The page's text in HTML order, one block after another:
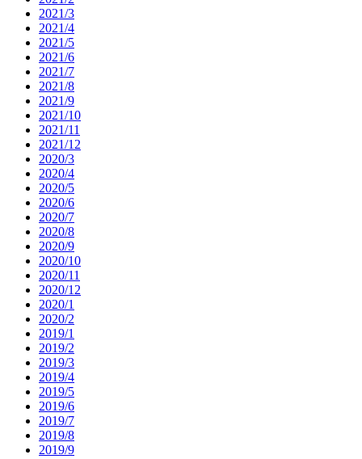
2021/3
2021/4
2021/5
2021/6
2021/7
2021/8
2021/9
2021/10
2021/11
2021/12
2020/3
2020/4
2020/5
2020/6
2020/7
2020/8
2020/9
2020/10
2020/11
2020/12
2020/1
2020/2
2019/1
2019/2
2019/3
2019/4
2019/5
2019/6
2019/7
2019/8
2019/9